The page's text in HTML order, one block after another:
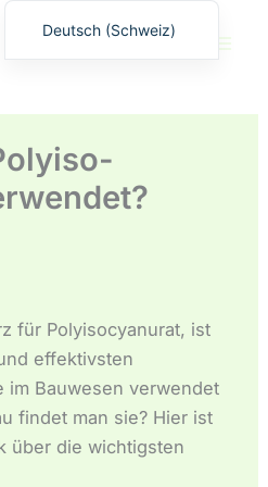
für Polyisocyanurat, ist
effektivsten
im Bauwesen verwendet
findet man sie? Hier ist
über die wichtigsten
Deutsch (Schweiz)
日本語
Español
Español de Costa Rica
Español de Perú
Español de Colombia
Español de Chile